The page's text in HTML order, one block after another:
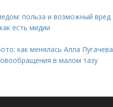
польза и возможный вред
есть мидии
как менялась Алла Пугачева
в малом тазу